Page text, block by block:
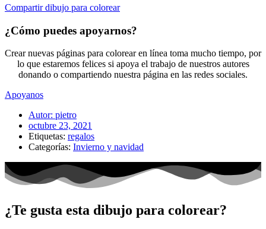
Compartir dibujo para colorear
¿Cómo puedes apoyarnos?
Crear nuevas páginas para colorear en línea toma mucho tiempo, por
lo que estaremos felices si apoya el trabajo de nuestros autores
donando o compartiendo nuestra página en las redes sociales.
Apoyanos
Autor: pietro
octubre 23, 2021
Etiquetas: regalos
Categorías: Invierno y navidad
¿Te gusta esta dibujo para colorear?